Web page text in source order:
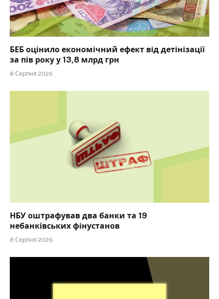
БЕБ оцінило економічний ефект від детінізації
за пів року у 13,8 млрд грн
8 Серпня 2026
НБУ оштрафував два банки та 19
небанківських фінустанов
8 Серпня 2026